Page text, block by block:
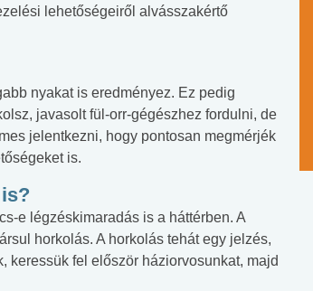
lehetőségeiről alvásszakértő
nyakat is eredményez. Ez pedig
javasolt fül-orr-gégészhez fordulni, de
jelentkezni, hogy pontosan megmérjék
is.
e légzéskimaradás is a háttérben. A
horkolás. A horkolás tehát egy jelzés,
keressük fel először háziorvosunkat, majd